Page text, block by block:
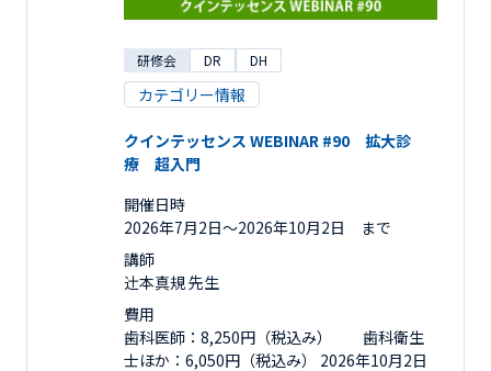
研修会 DR DH
カテゴリー情報
クインテッセンス WEBINAR #90 拡大診
療 超入門
開催日時
2026年7月2日〜2026年10月2日 まで
講師
辻󠄀本真規 先生
費用
歯科医師：8,250円（税込み） 歯科衛生
士ほか：6,050円（税込み） 2026年10月2日